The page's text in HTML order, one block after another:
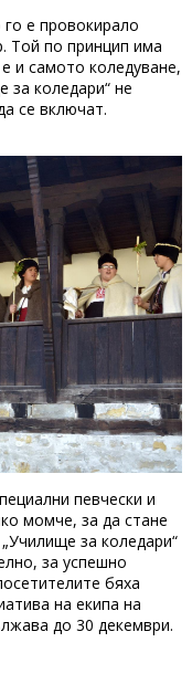
е провокирало
Той по принцип има
и самото коледуване,
за коледари“ не
се включат.
певчески и
момче, за да стане
за коледари“
за успешно
бяха
на екипа на
до 30 декември.